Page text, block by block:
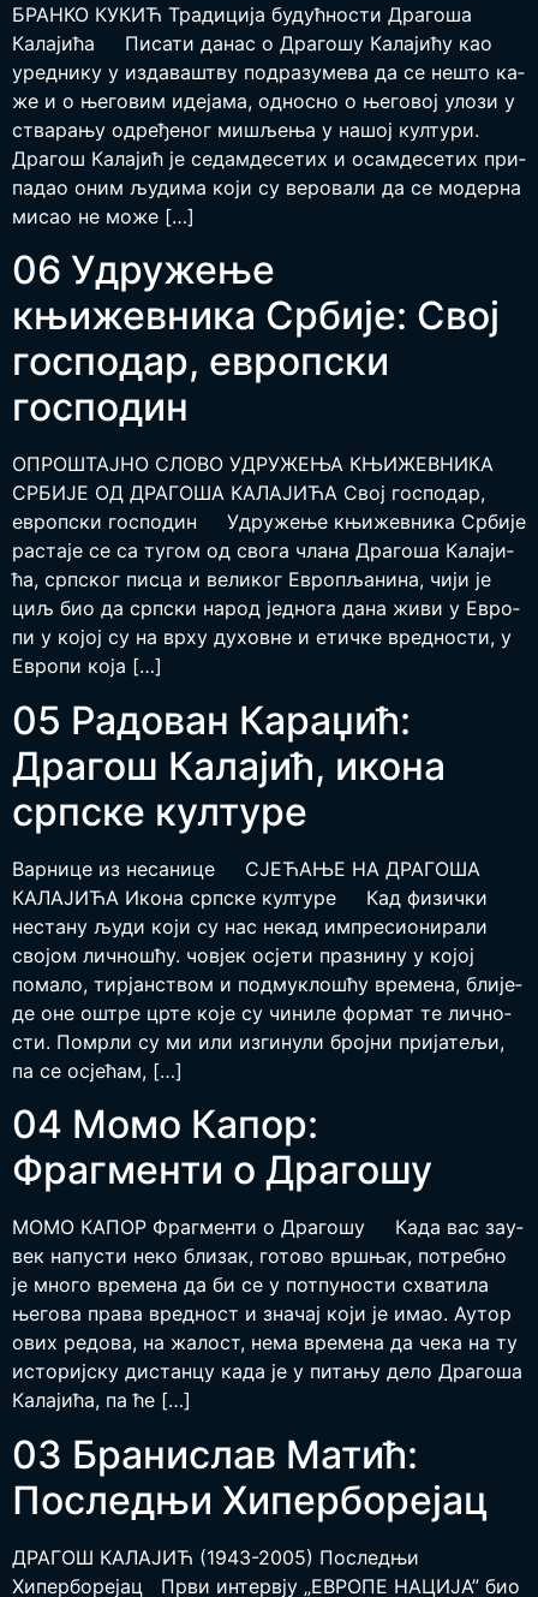
БРАН­КО КУ­КИЋ Традиција будућности Драгоша
Калајића Пи­са­ти да­нас о Дра­го­шу Ка­ла­ји­ћу као
уред­ни­ку у из­да­ва­штву под­ра­зу­ме­ва да се не­што ка­
же и о ње­го­вим иде­ја­ма, од­но­сно о ње­го­вој уло­зи у
ства­ра­њу од­ре­ђе­ног ми­шље­ња у на­шој кул­ту­ри.
Дра­гош Ка­ла­јић је се­дам­де­се­тих и осам­де­се­тих при­
па­дао оним љу­ди­ма ко­ји су ве­ро­ва­ли да се мо­дер­на
ми­сао не мо­же […]
06 Удружење
књижевника Србије: Свој
господар, европски
господин
ОПРО­ШТАЈ­НО СЛО­ВО УДРУ­ЖЕ­ЊА КЊИ­ЖЕВ­НИ­КА
СРБИ­ЈЕ ОД ДРА­ГО­ША КА­ЛА­ЈИ­ЋА Свој господар,
европски господин Удру­же­ње књи­жев­ни­ка Ср­би­је
ра­ста­је се са ту­гом од сво­га чла­на Дра­го­ша Ка­ла­ји­
ћа, срп­ског пи­сца и ве­ли­ког Евро­пља­ни­на, чи­ји је
циљ био да срп­ски на­род јед­но­га да­на жи­ви у Евро­
пи у ко­јој су на вр­ху ду­хов­не и етич­ке вред­но­сти, у
Евро­пи ко­ја […]
05 Радован Караџић:
Драгош Калајић, икона
српске културе
Вар­ни­це из неса­ни­це СЈЕ­ЋА­ЊЕ НА ДРА­ГО­ША
КАЛА­ЈИ­ЋА Икона српске културе Кад физич­ки
неста­ну људи који су нас некад импре­си­о­ни­ра­ли
сво­јом лич­но­шћу. човјек осје­ти пра­зни­ну у којој
пома­ло, тир­јан­ством и под­му­кло­шћу вре­ме­на, бли­је­
де оне оштре црте које су чини­ле фор­мат те лич­но­
сти. Помр­ли су ми или изги­ну­ли број­ни при­ја­те­љи,
па се осје­ћам, […]
04 Момо Капор:
Фрагменти о Драгошу
МОМО КАПОР Фрагменти о Драгошу Ка­да вас за­у­
век на­пу­сти не­ко бли­зак, го­то­во вр­шњак, по­треб­но
је мно­го вре­ме­на да би се у пот­пу­но­сти схва­ти­ла
ње­го­ва пра­ва вред­ност и зна­чај ко­ји је имао. Аутор
ових ре­до­ва, на жа­лост, не­ма вре­ме­на да че­ка на ту
исто­риј­ску дис­тан­цу ка­да је у пи­та­њу де­ло Дра­го­ша
Ка­ла­ји­ћа, па ће […]
03 Бранислав Матић:
Последњи Хиперборејац
ДРА­ГОШ КА­ЛА­ЈИЋ (1943-2005) Последњи
Хиперборејац Пр­ви ин­тер­вју „ЕВРО­ПЕ НА­ЦИ­ЈА” био